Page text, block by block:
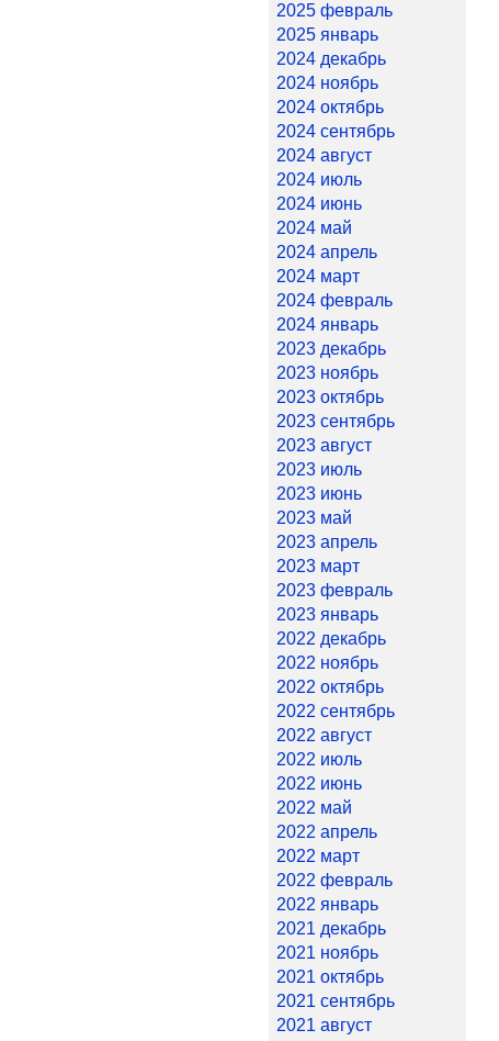
2025 февраль
2025 январь
2024 декабрь
2024 ноябрь
2024 октябрь
2024 сентябрь
2024 август
2024 июль
2024 июнь
2024 май
2024 апрель
2024 март
2024 февраль
2024 январь
2023 декабрь
2023 ноябрь
2023 октябрь
2023 сентябрь
2023 август
2023 июль
2023 июнь
2023 май
2023 апрель
2023 март
2023 февраль
2023 январь
2022 декабрь
2022 ноябрь
2022 октябрь
2022 сентябрь
2022 август
2022 июль
2022 июнь
2022 май
2022 апрель
2022 март
2022 февраль
2022 январь
2021 декабрь
2021 ноябрь
2021 октябрь
2021 сентябрь
2021 август